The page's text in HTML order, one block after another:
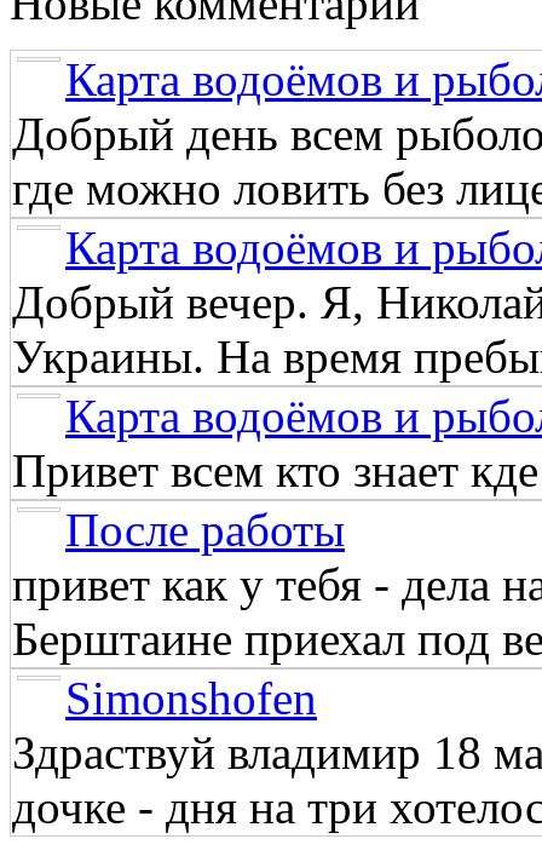
Карта водоёмов и
Добрый день всем
где можно ловить без
Карта водоёмов и
Добрый вечер. Я,
Украины. На время
Карта водоёмов и
Привет всем кто знает
После работы
привет как у тебя - дела
Берштаине приехал под
Simonshofen
Здраствуй владимир 18
дочке - дня на три